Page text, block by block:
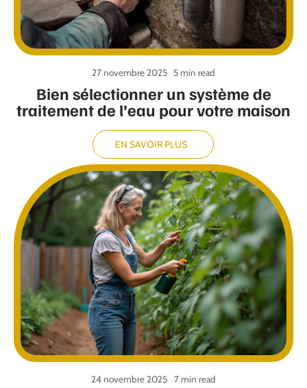
Bien sélectionner un système de
traitement de l’eau pour votre maison
27 novembre 2025 5 min read
EN SAVOIR PLUS
24 novembre 2025 7 min read